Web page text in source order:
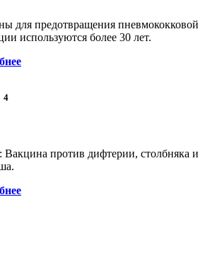
для предотвращения пневмококковой
используются более 30 лет.
4
против дифтерии, столбняка и